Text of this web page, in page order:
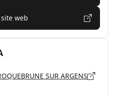
web
SUR ARGENS